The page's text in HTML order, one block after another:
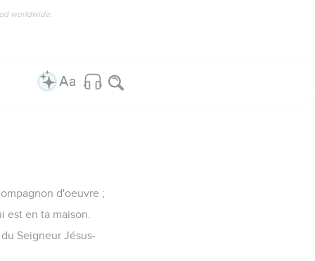
worldwide.
d'oeuvre ;
est en ta maison.
Seigneur Jésus-